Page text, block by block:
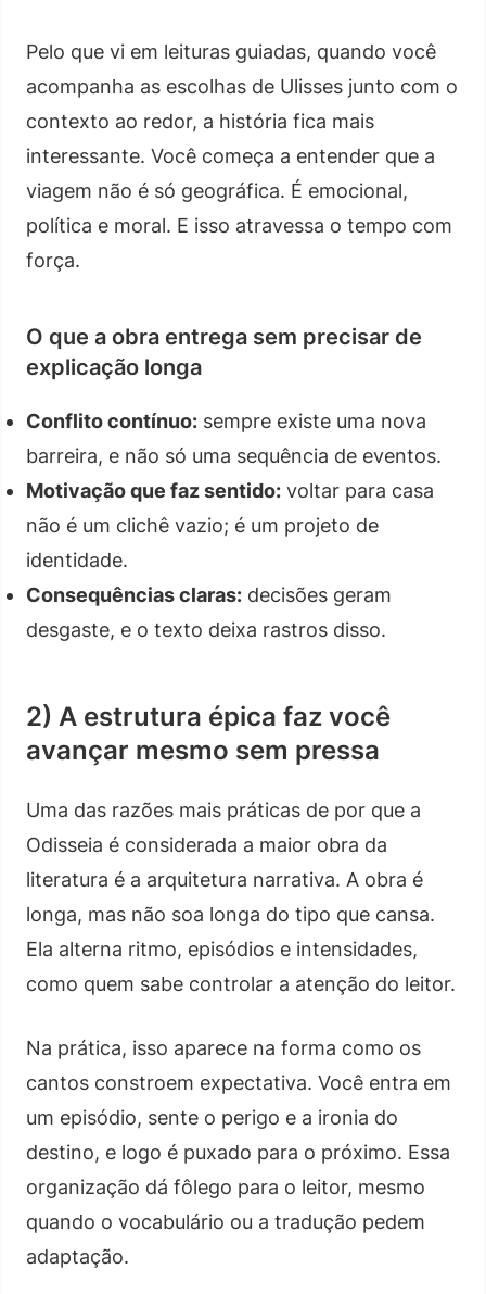
Pelo que vi em leituras guiadas, quando você
acompanha as escolhas de Ulisses junto com o
contexto ao redor, a história fica mais
interessante. Você começa a entender que a
viagem não é só geográfica. É emocional,
política e moral. E isso atravessa o tempo com
força.
O que a obra entrega sem precisar de
explicação longa
Conflito contínuo: sempre existe uma nova
barreira, e não só uma sequência de eventos.
Motivação que faz sentido: voltar para casa
não é um clichê vazio; é um projeto de
identidade.
Consequências claras: decisões geram
desgaste, e o texto deixa rastros disso.
2) A estrutura épica faz você
avançar mesmo sem pressa
Uma das razões mais práticas de por que a
Odisseia é considerada a maior obra da
literatura é a arquitetura narrativa. A obra é
longa, mas não soa longa do tipo que cansa.
Ela alterna ritmo, episódios e intensidades,
como quem sabe controlar a atenção do leitor.
Na prática, isso aparece na forma como os
cantos constroem expectativa. Você entra em
um episódio, sente o perigo e a ironia do
destino, e logo é puxado para o próximo. Essa
organização dá fôlego para o leitor, mesmo
quando o vocabulário ou a tradução pedem
adaptação.